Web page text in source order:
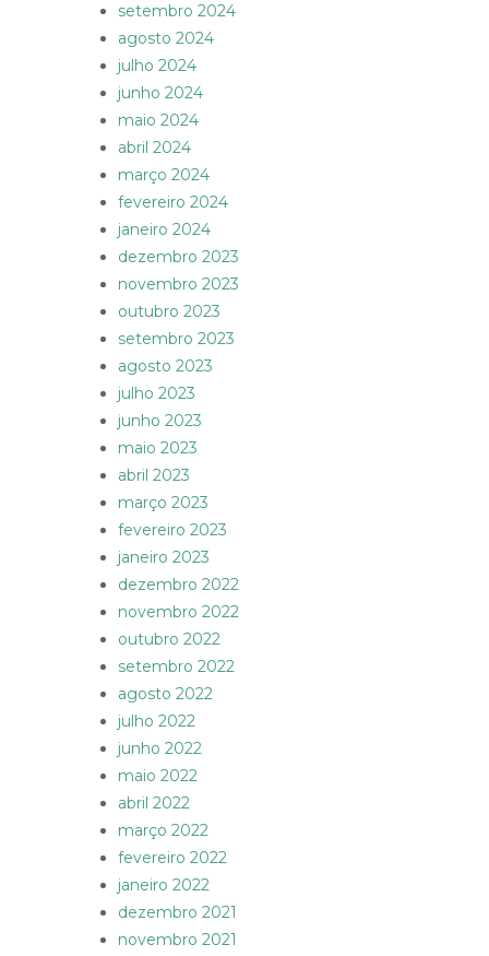
setembro 2024
agosto 2024
julho 2024
junho 2024
maio 2024
abril 2024
março 2024
fevereiro 2024
janeiro 2024
dezembro 2023
novembro 2023
outubro 2023
setembro 2023
agosto 2023
julho 2023
junho 2023
maio 2023
abril 2023
março 2023
fevereiro 2023
janeiro 2023
dezembro 2022
novembro 2022
outubro 2022
setembro 2022
agosto 2022
julho 2022
junho 2022
maio 2022
abril 2022
março 2022
fevereiro 2022
janeiro 2022
dezembro 2021
novembro 2021